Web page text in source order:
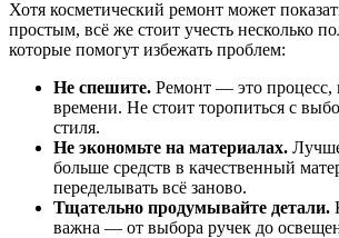
Хотя косметический ремонт может
простым, всё же стоит учесть несколько
которые помогут избежать проблем:
Не спешите. Ремонт — это процесс,
времени. Не стоит торопиться с
стиля.
Не экономьте на материалах.
больше средств в качественный
переделывать всё заново.
Тщательно продумывайте детали.
важна — от выбора ручек до